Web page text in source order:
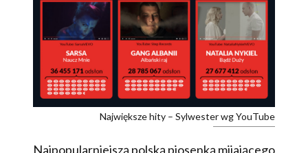
Największe hity – Sylwester wg YouTube
Najpopularniejszą polską piosenką mijającego